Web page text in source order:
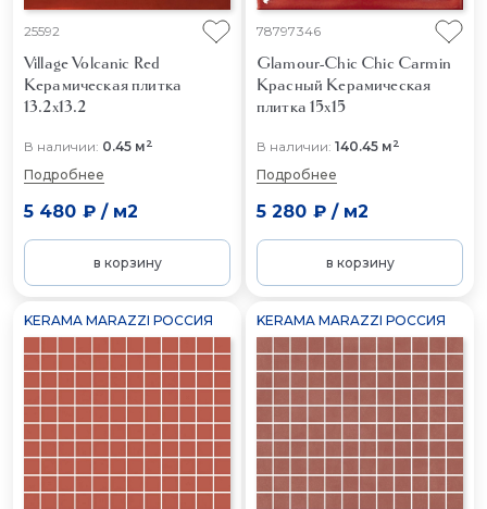
25592
Village Volcanic Red
Керамическая плитка
13.2x13.2
В наличии: 0.45 м2
Подробнее
5 480 ₽/ м2
в корзину
78797346
Glamour-Chic Chic Carmin
Красный Керамическая
плитка 15x15
В наличии: 140.45 м2
Подробнее
5 280 ₽/ м2
в корзину
KERAMA MARAZZI РОССИЯ KERAMA MARAZZI РОССИЯ